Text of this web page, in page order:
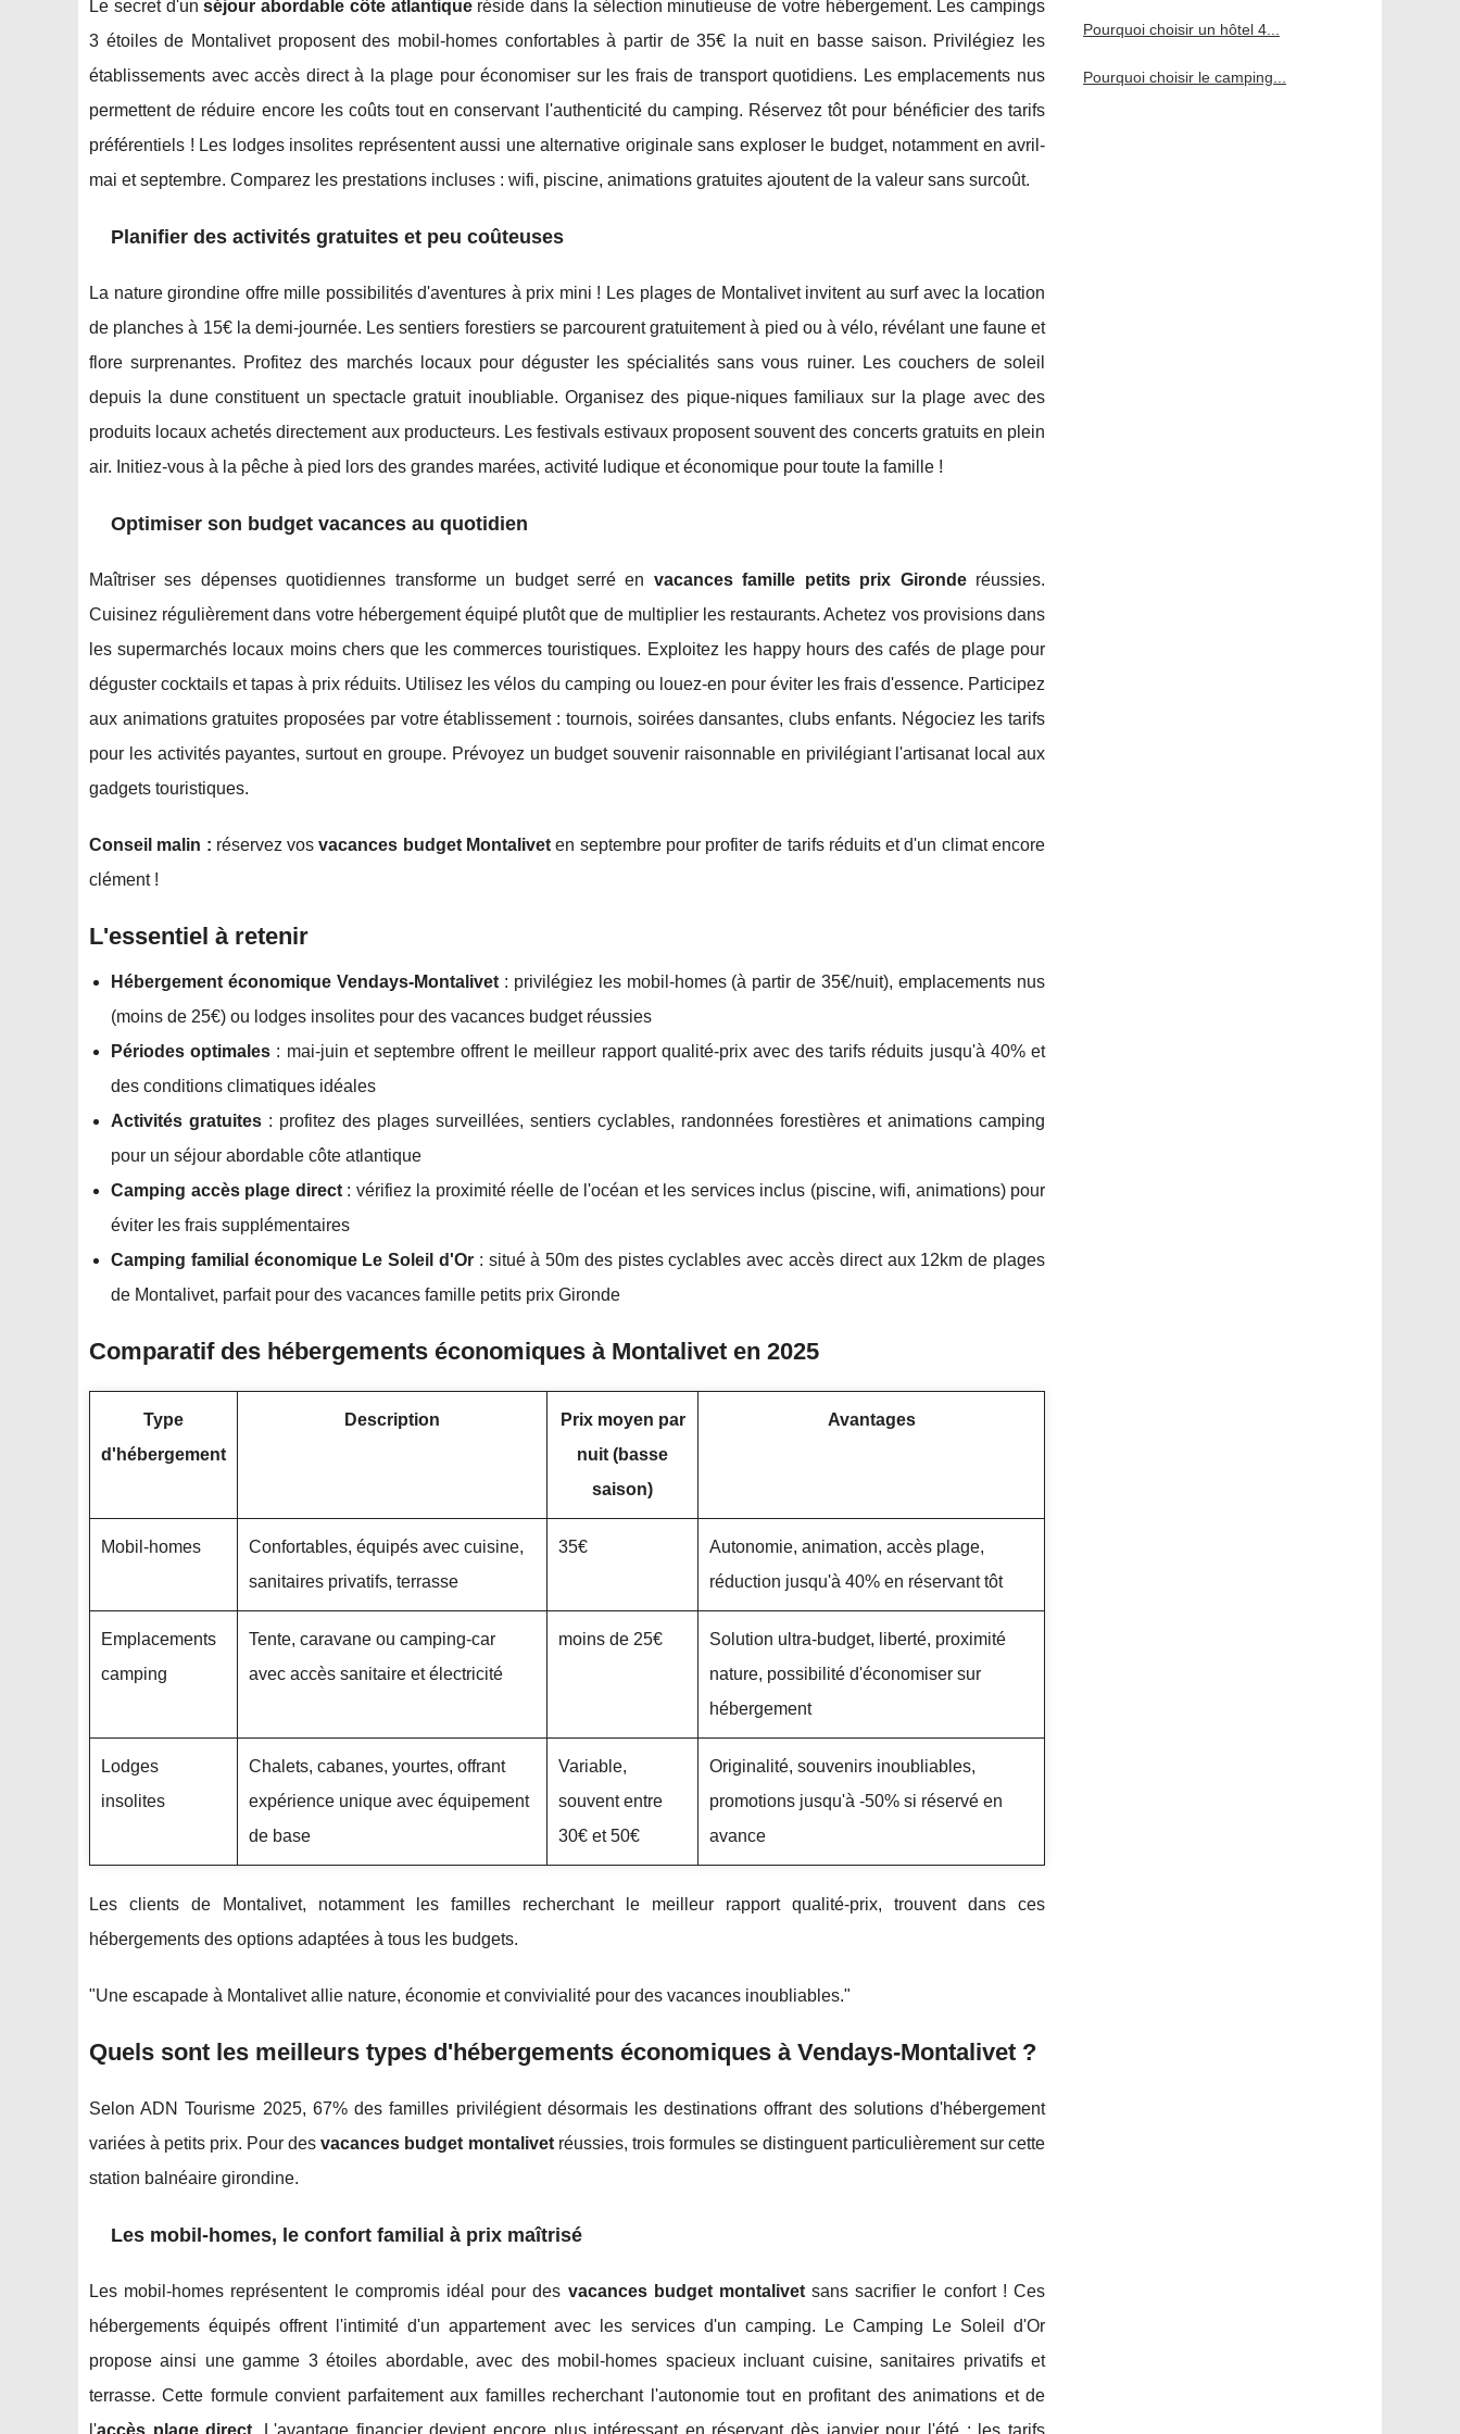
Le secret d'unséjour abordable côte atlantiqueréside dans la sélection minutieuse de votre hébergement. Les campings
3 étoiles de Montalivet proposent des mobil-homes confortables à partir de 35€ la nuit en basse saison. Privilégiez les
établissements avec accès direct à la plage pour économiser sur les frais de transport quotidiens. Les emplacements nus
permettent de réduire encore les coûts tout en conservant l'authenticité du camping. Réservez tôt pour bénéficier des tarifs
préférentiels ! Les lodges insolites représentent aussi une alternative originale sans exploser le budget, notamment en avril-
mai et septembre. Comparez les prestations incluses : wifi, piscine, animations gratuites ajoutent de la valeur sans surcoût.
Planifier des activités gratuites et peu coûteuses
La nature girondine offre mille possibilités d'aventures à prix mini ! Les plages de Montalivet invitent au surf avec la location
de planches à 15€ la demi-journée. Les sentiers forestiers se parcourent gratuitement à pied ou à vélo, révélant une faune et
flore surprenantes. Profitez des marchés locaux pour déguster les spécialités sans vous ruiner. Les couchers de soleil
depuis la dune constituent un spectacle gratuit inoubliable. Organisez des pique-niques familiaux sur la plage avec des
produits locaux achetés directement aux producteurs. Les festivals estivaux proposent souvent des concerts gratuits en plein
air. Initiez-vous à la pêche à pied lors des grandes marées, activité ludique et économique pour toute la famille !
Optimiser son budget vacances au quotidien
Maîtriser ses dépenses quotidiennes transforme un budget serré en vacances famille petits prix Gironderéussies.
Cuisinez régulièrement dans votre hébergement équipé plutôt que de multiplier les restaurants. Achetez vos provisions dans
les supermarchés locaux moins chers que les commerces touristiques. Exploitez les happy hours des cafés de plage pour
déguster cocktails et tapas à prix réduits. Utilisez les vélos du camping ou louez-en pour éviter les frais d'essence. Participez
aux animations gratuites proposées par votre établissement : tournois, soirées dansantes, clubs enfants. Négociez les tarifs
pour les activités payantes, surtout en groupe. Prévoyez un budget souvenir raisonnable en privilégiant l'artisanat local aux
gadgets touristiques.
Conseil malin : réservez vosvacances budget Montaliveten septembre pour profiter de tarifs réduits et d'un climat encore
clément !
L'essentiel à retenir
Hébergement économique Vendays-Montalivet: privilégiez les mobil-homes (à partir de 35€/nuit), emplacements nus
(moins de 25€) ou lodges insolites pour des vacances budget réussies
Périodes optimales : mai-juin et septembre offrent le meilleur rapport qualité-prix avec des tarifs réduits jusqu'à 40% et
des conditions climatiques idéales
Activités gratuites : profitez des plages surveillées, sentiers cyclables, randonnées forestières et animations camping
pour un séjour abordable côte atlantique
Camping accès plage direct: vérifiez la proximité réelle de l'océan et les services inclus (piscine, wifi, animations) pour
éviter les frais supplémentaires
Camping familial économique Le Soleil d'Or: situé à 50m des pistes cyclables avec accès direct aux 12km de plages
de Montalivet, parfait pour des vacances famille petits prix Gironde
Comparatif des hébergements économiques à Montalivet en 2025
Type
d'hébergement
Description
Prix moyen par
nuit (basse
saison)
Avantages
Mobil-homes
Confortables, équipés avec cuisine,
sanitaires privatifs, terrasse
35€
Autonomie, animation, accès plage,
réduction jusqu'à 40% en réservant tôt
Emplacements
camping
Tente, caravane ou camping-car
avec accès sanitaire et électricité
moins de 25€
Solution ultra-budget, liberté, proximité
nature, possibilité d'économiser sur
hébergement
Lodges
insolites
Chalets, cabanes, yourtes, offrant
expérience unique avec équipement
de base
Variable,
souvent entre
30€ et 50€
Originalité, souvenirs inoubliables,
promotions jusqu'à -50% si réservé en
avance
Les clients de Montalivet, notamment les familles recherchant le meilleur rapport qualité-prix, trouvent dans ces
hébergements des options adaptées à tous les budgets.
"Une escapade à Montalivet allie nature, économie et convivialité pour des vacances inoubliables."
Quels sont les meilleurs types d'hébergements économiques à Vendays-Montalivet ?
Selon ADN Tourisme 2025, 67% des familles privilégient désormais les destinations offrant des solutions d'hébergement
variées à petits prix. Pour desvacances budget montalivetréussies, trois formules se distinguent particulièrement sur cette
station balnéaire girondine.
Les mobil-homes, le confort familial à prix maîtrisé
Les mobil-homes représentent le compromis idéal pour des vacances budget montalivetsans sacrifier le confort ! Ces
hébergements équipés offrent l'intimité d'un appartement avec les services d'un camping. Le Camping Le Soleil d'Or
propose ainsi une gamme 3 étoiles abordable, avec des mobil-homes spacieux incluant cuisine, sanitaires privatifs et
terrasse. Cette formule convient parfaitement aux familles recherchant l'autonomie tout en profitant des animations et de
l'accès plage direct . L'avantage financier devient encore plus intéressant en réservant dès janvier pour l'été : les tarifs
Pourquoi choisir un hôtel 4...
Pourquoi choisir le camping...